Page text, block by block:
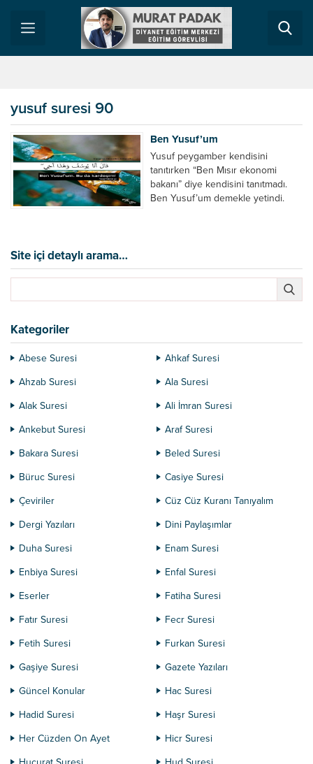
yusuf suresi 90
Ben Yusuf’um
Yusuf peygamber kendisini
tanıtırken “Ben Mısır ekonomi
bakanı” diye kendisini tanıtmadı.
Ben Yusuf’um demekle yetindi.
Başkanı, vb), öğretim görevlisi,
mühendis, belediye başkanı…
Bütün ünvanları söyledikten sonra
Site içi detaylı arama…
Kategoriler
Abese Suresi
Ahkaf Suresi
Ahzab Suresi
Ala Suresi
Alak Suresi
Ali İmran Suresi
Ankebut Suresi
Araf Suresi
Bakara Suresi
Beled Suresi
Büruc Suresi
Casiye Suresi
Çeviriler
Cüz Cüz Kuranı Tanıyalım
Dergi Yazıları
Dini Paylaşımlar
Duha Suresi
Enam Suresi
Enbiya Suresi
Enfal Suresi
Eserler
Fatiha Suresi
Fatır Suresi
Fecr Suresi
Fetih Suresi
Furkan Suresi
Gaşiye Suresi
Gazete Yazıları
Güncel Konular
Hac Suresi
Hadid Suresi
Haşr Suresi
Her Cüzden On Ayet
Hicr Suresi